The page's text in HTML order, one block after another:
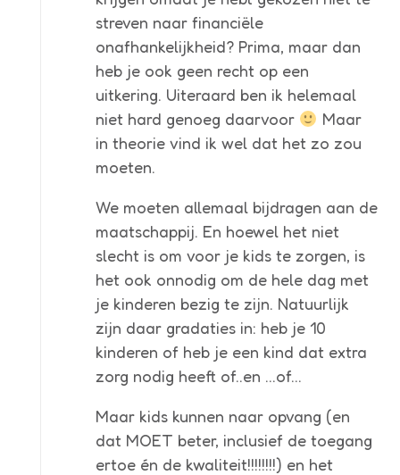
streven naar financiële
onafhankelijkheid? Prima, maar dan
heb je ook geen recht op een
uitkering. Uiteraard ben ik helemaal
niet hard genoeg daarvoor
Maar
in theorie vind ik wel dat het zo zou
moeten.
We moeten allemaal bijdragen aan de
maatschappij. En hoewel het niet
slecht is om voor je kids te zorgen, is
het ook onnodig om de hele dag met
je kinderen bezig te zijn. Natuurlijk
zijn daar gradaties in: heb je 10
kinderen of heb je een kind dat extra
zorg nodig heeft of..en …of…
Maar kids kunnen naar opvang (en
dat MOET beter, inclusief de toegang
ertoe én de kwaliteit!!!!!!!!) en het